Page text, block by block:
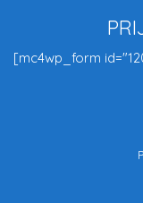
[mc4wp_form